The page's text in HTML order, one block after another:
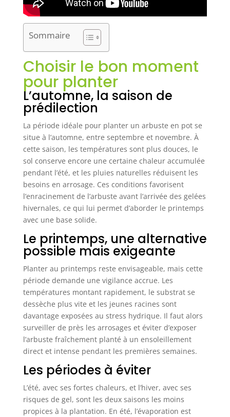
Sommaire
Choisir le bon moment
pour planter
L’automne, la saison de
prédilection
La période idéale pour planter un arbuste en pot se
situe à l’automne, entre septembre et novembre. À
cette saison, les températures sont plus douces, le
sol conserve encore une certaine chaleur accumulée
pendant l’été, et les pluies naturelles réduisent les
besoins en arrosage. Ces conditions favorisent
l’enracinement de l’arbuste avant l’arrivée des gelées
hivernales, ce qui lui permet d’aborder le printemps
avec une base solide.
Le printemps, une alternative
possible mais exigeante
Planter au printemps reste envisageable, mais cette
période demande une vigilance accrue. Les
températures montant rapidement, le substrat se
dessèche plus vite et les jeunes racines sont
davantage exposées au stress hydrique. Il faut alors
surveiller de près les arrosages et éviter d’exposer
l’arbuste fraîchement planté à un ensoleillement
direct et intense pendant les premières semaines.
Les périodes à éviter
L’été, avec ses fortes chaleurs, et l’hiver, avec ses
risques de gel, sont les deux saisons les moins
propices à la plantation. En été, l’évaporation est